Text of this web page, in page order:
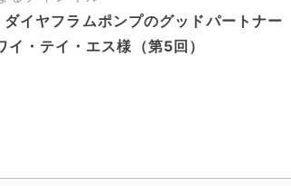
イヤフラムポンプのグッドパートナー
イ・テイ・エス様（第5回）